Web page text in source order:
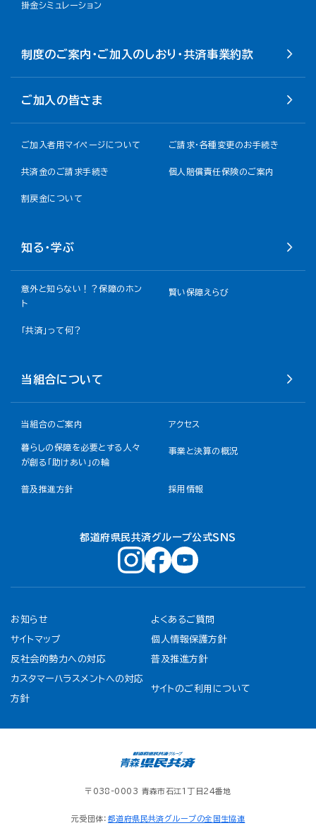
掛金シミュレーション
制度のご案内・ご加入のしおり・共済事業約款
ご加入の皆さま
ご加入者用マイページについて ご請求・各種変更のお手続き
共済金のご請求手続き 個人賠償責任保険のご案内
割戻金について​
知る・学ぶ
意外と知らない！？保障のホン
ト
賢い保障えらび
「共済」って何？
当組合について
当組合のご案内 アクセス
暮らしの保障を必要とする人々
が創る「助けあい」の輪
事業と決算の概況
普及推進方針 採用情報
都道府県民共済グループ公式ＳＮＳ
お知らせ よくあるご質問
サイトマップ 個人情報保護方針
反社会的勢力への対応 普及推進方針
カスタマーハラスメントへの対応
方針
サイトのご利用について
〒038-0003 青森市石江1丁目24番地
元受団体： 都道府県民共済グループの全国生協連